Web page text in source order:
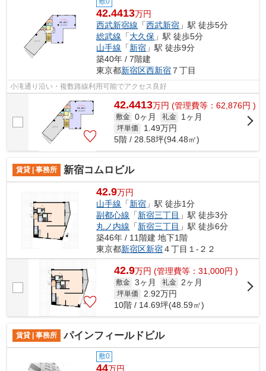
42.4413万円
西武新宿線 「西武新宿 」駅 徒歩5分
総武線 「大久保 」駅 徒歩5分
山手線 「新宿 」駅 徒歩9分
築40年 / 7階建
東京都新宿区西新宿 ７丁目
小滝通り沿い・複数路線利用可能でアクセス良好
42.4413万円 (管理費等：62,876円 )
敷金 0ヶ月 礼金 1ヶ月
坪単価 1.49万円
5階 / 28.58坪(94.48㎡)
賃貸 | 事務所 新宿コムロビル
42.9万円
山手線 「新宿 」駅 徒歩1分
副都心線 「新宿三丁目 」駅 徒歩3分
丸ノ内線 「新宿三丁目 」駅 徒歩6分
築46年 / 11階建 地下1階
東京都新宿区新宿４丁目１-２２
42.9万円 (管理費等：31,000円 )
敷金 3ヶ月 礼金 2ヶ月
坪単価 2.92万円
10階 / 14.69坪(48.59㎡)
賃貸 | 事務所 パインフィールドビル
敷0
44万円